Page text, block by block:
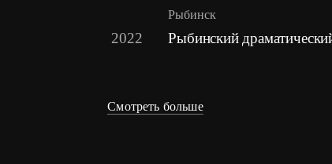
2022
Рыбинск
Рыбинский
Смотреть больше